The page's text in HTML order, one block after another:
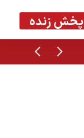
پخش زنده
قبلی